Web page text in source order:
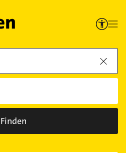
Finden